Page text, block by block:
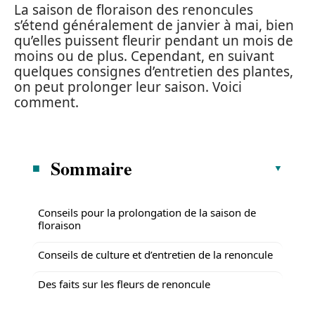
La saison de floraison des renoncules
s’étend généralement de janvier à mai, bien
qu’elles puissent fleurir pendant un mois de
moins ou de plus. Cependant, en suivant
quelques consignes d’entretien des plantes,
on peut prolonger leur saison. Voici
comment.
Sommaire
Conseils pour la prolongation de la saison de
floraison
Conseils de culture et d’entretien de la renoncule
Des faits sur les fleurs de renoncule